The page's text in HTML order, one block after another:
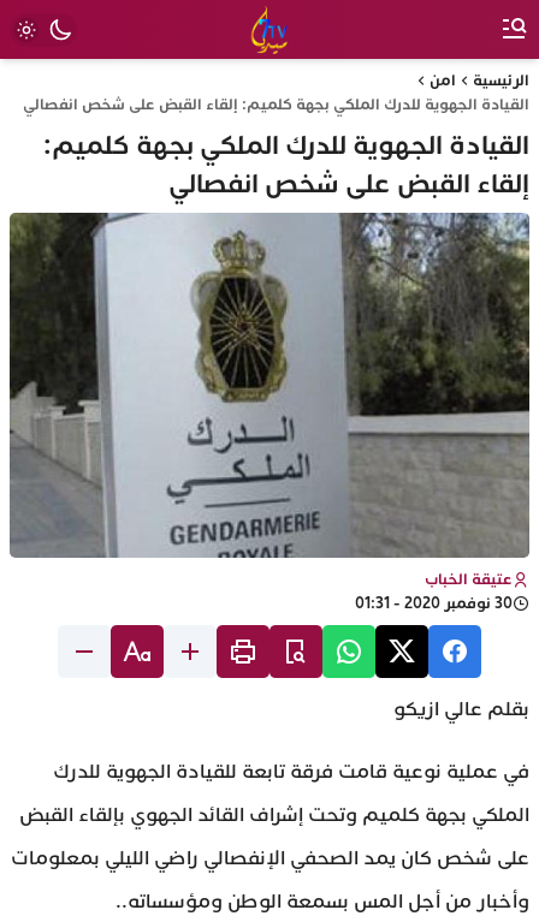
الرئيسية
امن
القيادة الجهوية للدرك الملكي بجهة كلميم: إلقاء القبض على شخص انفصالي
القيادة الجهوية للدرك الملكي بجهة كلميم:
إلقاء القبض على شخص انفصالي
عتيقة الخباب
30 نوفمبر 2020 - 01:31
بقلم عالي ازيكو
في عملية نوعية قامت فرقة تابعة للقيادة الجهوية للدرك
الملكي بجهة كلميم وتحت إشراف القائد الجهوي بإلقاء القبض
على شخص كان يمد الصحفي الإنفصالي راضي الليلي بمعلومات
وأخبار من أجل المس بسمعة الوطن ومؤسساته..